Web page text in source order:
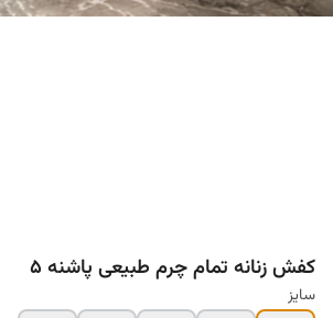
کفش زنانه تمام چرم طبیعی پاشنه ۵
سایز